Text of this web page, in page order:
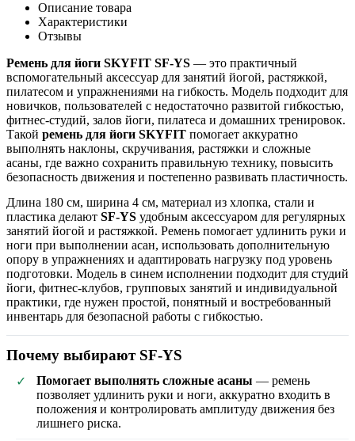
Описание товара
Характеристики
Отзывы
Ремень для йоги SKYFIT SF-YS — это практичный
вспомогательный аксессуар для занятий йогой, растяжкой,
пилатесом и упражнениями на гибкость. Модель подходит для
новичков, пользователей с недостаточно развитой гибкостью,
фитнес-студий, залов йоги, пилатеса и домашних тренировок.
Такой ремень для йоги SKYFIT помогает аккуратно
выполнять наклоны, скручивания, растяжки и сложные
асаны, где важно сохранить правильную технику, повысить
безопасность движения и постепенно развивать пластичность.
Длина 180 см, ширина 4 см, материал из хлопка, стали и
пластика делают SF-YS удобным аксессуаром для регулярных
занятий йогой и растяжкой. Ремень помогает удлинить руки и
ноги при выполнении асан, использовать дополнительную
опору в упражнениях и адаптировать нагрузку под уровень
подготовки. Модель в синем исполнении подходит для студий
йоги, фитнес-клубов, групповых занятий и индивидуальной
практики, где нужен простой, понятный и востребованный
инвентарь для безопасной работы с гибкостью.
Почему выбирают SF-YS
✓ Помогает выполнять сложные асаны — ремень
позволяет удлинить руки и ноги, аккуратно входить в
положения и контролировать амплитуду движения без
лишнего риска.